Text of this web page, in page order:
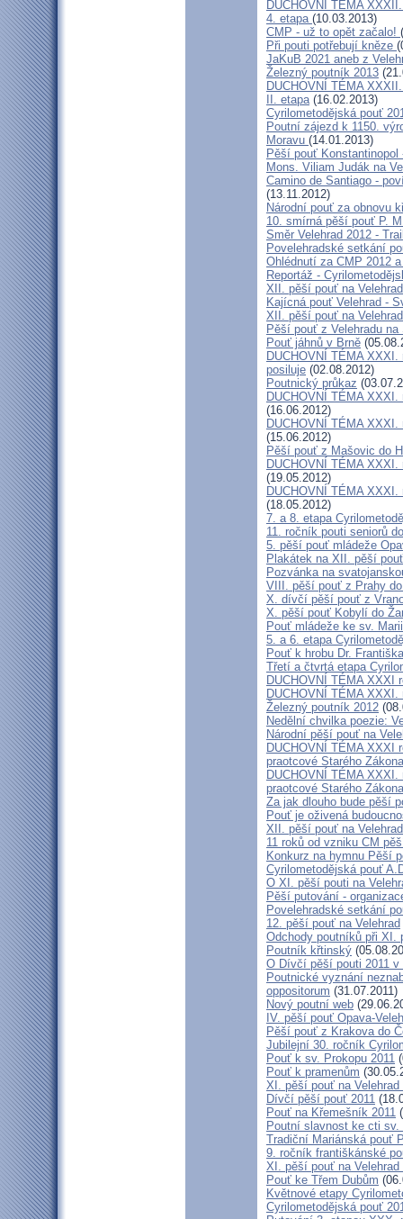
DUCHOVNÍ TÉMA
4. etapa (10.03.2013)
CMP - už to opět začalo!
Při pouti potřebují kněze
JaKuB 2021 aneb z
Železný poutník 2013
DUCHOVNÍ TÉMA
II. etapa(16.02.2013)
Cyrilometodějská pouť
Poutní zájezd k 1150.
Moravu (14.01.2013)
Pěší pouť Konstantinopol
Mons. Viliam Judák na
Camino de Santiago -
(13.11.2012)
Národní pouť za obnovu
10. smírná pěší pouť P.
Směr Velehrad 2012 -
Povelehradské setkání
Ohlédnutí za CMP 2012
Reportáž -
XII. pěší pouť na
Kajícná pouť Velehrad -
XII. pěší pouť na
Pěší pouť z Velehradu na
Pouť jáhnů v Brně
DUCHOVNÍ TÉMA
posiluje (02.08.2012)
Poutnický průkaz
DUCHOVNÍ TÉMA
(16.06.2012)
DUCHOVNÍ TÉMA
(15.06.2012)
Pěší pouť z Mašovic do
DUCHOVNÍ TÉMA
(19.05.2012)
DUCHOVNÍ TÉMA
(18.05.2012)
7. a 8. etapa
11. ročník pouti seniorů
5. pěší pouť mládeže
Plakátek na XII. pěší
Pozvánka na
VIII. pěší pouť z Prahy
X. dívčí pěší pouť z
X. pěší pouť Kobylí do
Pouť mládeže ke sv.
5. a 6. etapa
Pouť k hrobu Dr.
Třetí a čtvrtá etapa
DUCHOVNÍ TÉMA XXXI
DUCHOVNÍ TÉMA
Železný poutník 2012
Nedělní chvilka poezie:
Národní pěší pouť na
DUCHOVNÍ TÉMA XXXI
praotcové Starého Zákona
DUCHOVNÍ TÉMA
praotcové Starého Zákona
Za jak dlouho bude pěší
Pouť je oživená
XII. pěší pouť na
11 roků od vzniku CM
Konkurz na hymnu Pěší
Cyrilometodějská pouť
O XI. pěší pouti na
Pěší putování -
Povelehradské setkání
12. pěší pouť na Velehrad
Odchody poutníků při XI.
Poutník křtinský
O Dívčí pěší pouti 2011 v
Poutnické vyznání
oppositorum (31.07.2011)
Nový poutní web
IV. pěší pouť Opava-
Pěší pouť z Krakova do
Jubilejní 30. ročník
Pouť k sv. Prokopu 2011
Pouť k pramenům
XI. pěší pouť na Velehrad
Dívčí pěší pouť 2011
Pouť na Křemešník 2011
Poutní slavnost ke cti sv.
Tradiční Mariánská pouť
9. ročník františkánské
XI. pěší pouť na
Pouť ke Třem Dubům
Květnové etapy
Cyrilometodějská pouť